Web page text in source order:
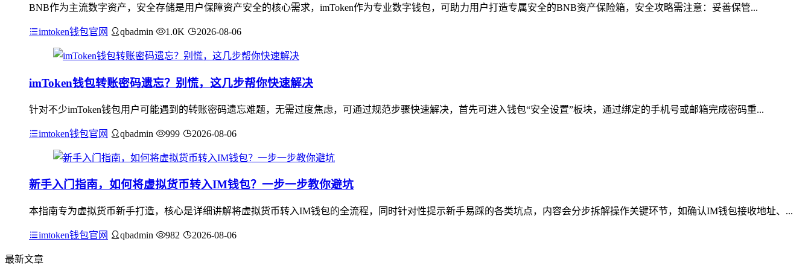
BNB作为主流数字资产，安全存储是用户保障资产安全的核心需求，imToken作为专业数字钱包，可助力用户打造专属安全的BNB资产保险箱，安全攻略需注意：妥善保管...
imtoken钱包官网 qbadmin 1.0K 2026-08-06
imToken钱包转账密码遗忘？别慌，这几步帮你快速解决
针对不少imToken钱包用户可能遇到的转账密码遗忘难题，无需过度焦虑，可通过规范步骤快速解决，首先可进入钱包“安全设置”板块，通过绑定的手机号或邮箱完成密码重...
imtoken钱包官网 qbadmin 999 2026-08-06
新手入门指南，如何将虚拟货币转入IM钱包？一步一步教你避坑
本指南专为虚拟货币新手打造，核心是详细讲解将虚拟货币转入IM钱包的全流程，同时针对性提示新手易踩的各类坑点，内容会分步拆解操作关键环节，如确认IM钱包接收地址、...
imtoken钱包官网 qbadmin 982 2026-08-06
最新文章